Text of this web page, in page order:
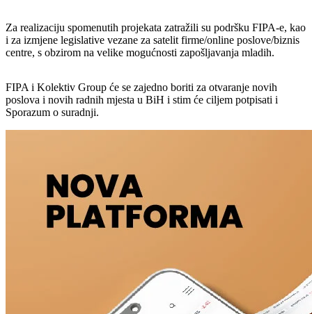
Za realizaciju spomenutih projekata zatražili su podršku FIPA-e, kao
i za izmjene legislative vezane za satelit firme/online poslove/biznis
centre, s obzirom na velike mogućnosti zapošljavanja mladih.
FIPA i Kolektiv Group će se zajedno boriti za otvaranje novih
poslova i novih radnih mjesta u BiH i stim će ciljem potpisati i
Sporazum o suradnji.